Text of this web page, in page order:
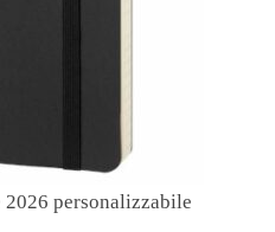
personalizzabile